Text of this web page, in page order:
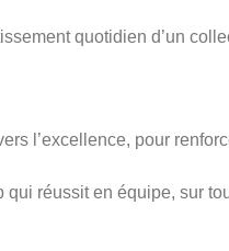
quotidien d’un
l’excellence, pour
qui réussit en équipe, sur